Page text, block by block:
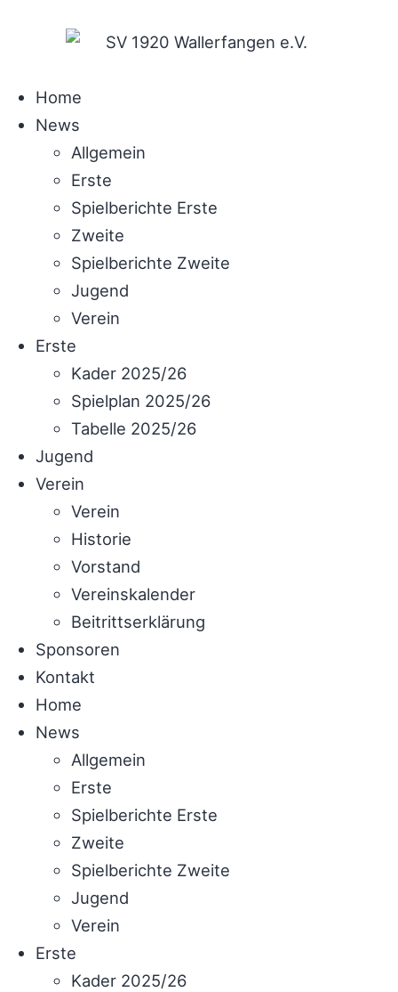
Home
News
Allgemein
Erste
Spielberichte Erste
Zweite
Spielberichte Zweite
Jugend
Verein
Erste
Kader 2025/26
Spielplan 2025/26
Tabelle 2025/26
Jugend
Verein
Verein
Historie
Vorstand
Vereinskalender
Beitrittserklärung
Sponsoren
Kontakt
Home
News
Allgemein
Erste
Spielberichte Erste
Zweite
Spielberichte Zweite
Jugend
Verein
Erste
Kader 2025/26